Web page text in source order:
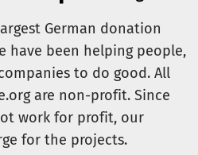
German donation
have been helping people,
to do good. All
are non-profit. Since
work for profit, our
for the projects.